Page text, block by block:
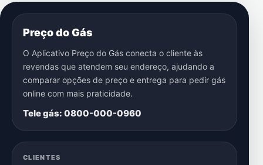
Preço do Gás
O Aplicativo Preço do Gás conecta o cliente às
revendas que atendem seu endereço, ajudando a
comparar opções de preço e entrega para pedir gás
online com mais praticidade.
Tele gás: 0800-000-0960
CLIENTES